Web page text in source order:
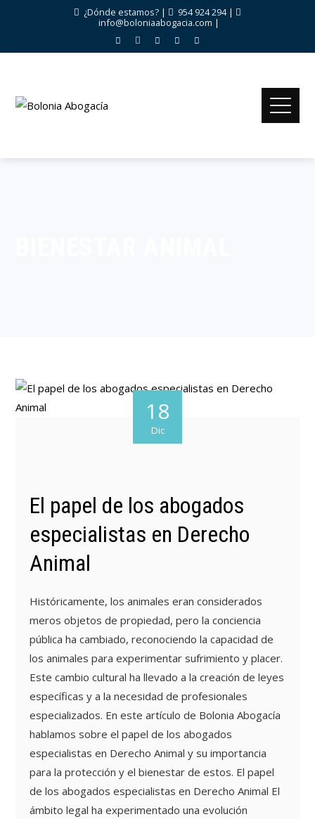
¿Dónde estamos? | 954 924 294|
info@boloniaabogacia.com |
18
Dic
El papel de los abogados
especialistas en Derecho
Animal
Históricamente, los animales eran considerados
meros objetos de propiedad, pero la conciencia
pública ha cambiado, reconociendo la capacidad de
los animales para experimentar sufrimiento y placer.
Este cambio cultural ha llevado a la creación de leyes
específicas y a la necesidad de profesionales
especializados. En este artículo de Bolonia Abogacía
hablamos sobre el papel de los abogados
especialistas en Derecho Animal y su importancia
para la protección y el bienestar de estos. El papel
de los abogados especialistas en Derecho Animal El
ámbito legal ha experimentado una evolución